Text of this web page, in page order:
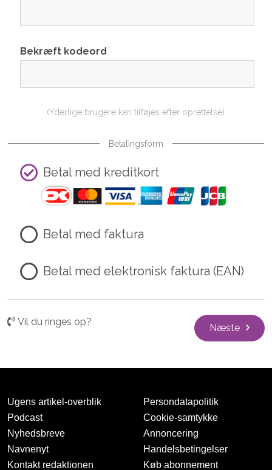
Bekræft kodeord
(Yderlige brugere kan tilføjes efter oprettelse)
Betalingsform
Betal med kreditkort
Betal med faktura
Betal med elektronisk faktura (EAN)
Vil du ringes op?
Næste
Ugens artikel-overblik
Podcast
Nyhedsbreve
Navnenyt
Kontakt redaktionen
Persondatapolitik
Cookie-samtykke
Annoncering
Handelsbetingelser
Køb abonnement